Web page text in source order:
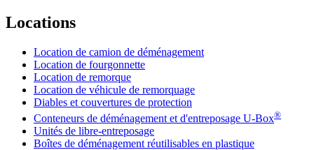
Locations
Location de camion de déménagement
Location de fourgonnette
Location de remorque
Location de véhicule de remorquage
Diables et couvertures de protection
Conteneurs de déménagement et d'entreposage U-Box®
Unités de libre-entreposage
Boîtes de déménagement réutilisables en plastique